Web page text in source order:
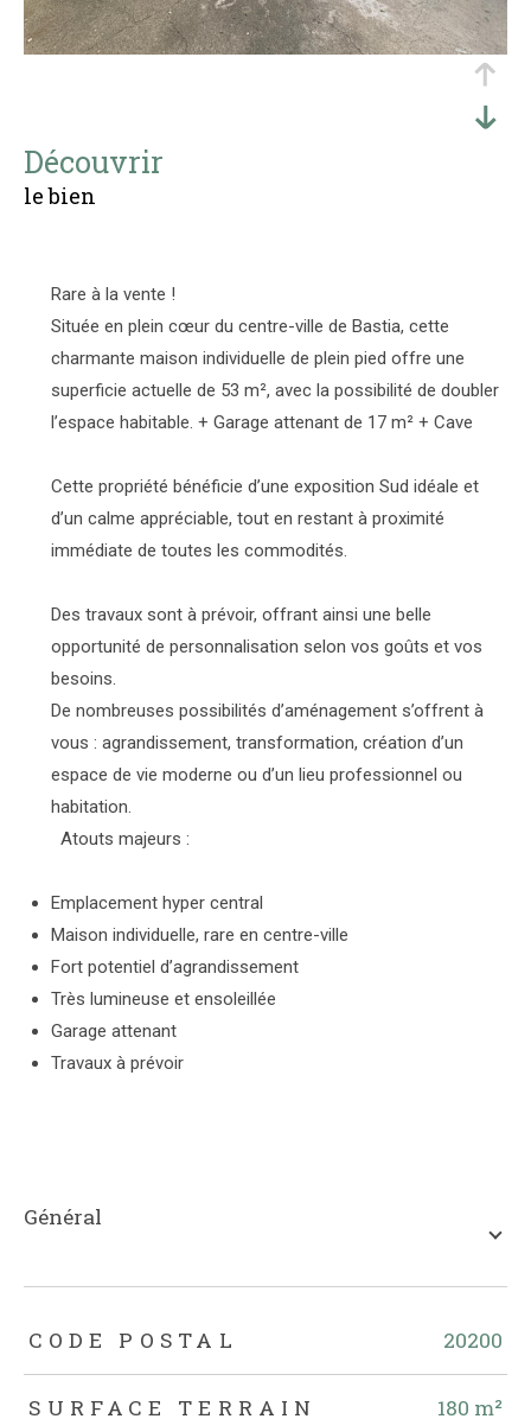
découvrir
le bien
Rare à la vente !
Située en plein cœur du centre-ville de Bastia, cette
charmante maison individuelle de plein pied offre une
superficie actuelle de 53 m², avec la possibilité de doubler
l’espace habitable. + Garage attenant de 17 m² + Cave
Cette propriété bénéficie d’une exposition Sud idéale et
d’un calme appréciable, tout en restant à proximité
immédiate de toutes les commodités.
Des travaux sont à prévoir, offrant ainsi une belle
opportunité de personnalisation selon vos goûts et vos
besoins.
De nombreuses possibilités d’aménagement s’offrent à
vous : agrandissement, transformation, création d’un
espace de vie moderne ou d’un lieu professionnel ou
habitation.
Atouts majeurs :
Emplacement hyper central
Maison individuelle, rare en centre-ville
Fort potentiel d’agrandissement
Très lumineuse et ensoleillée
Garage attenant
Travaux à prévoir
général
TRAD_ZEPHYR_Caracteristique TRAD_ZEPHYR_Valeurs
CODE POSTAL 20200
SURFACE TERRAIN 180 m²